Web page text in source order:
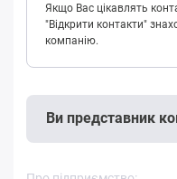
Якщо Вас цікавлять
"Відкрити контакти"
компанію.
Ви представник